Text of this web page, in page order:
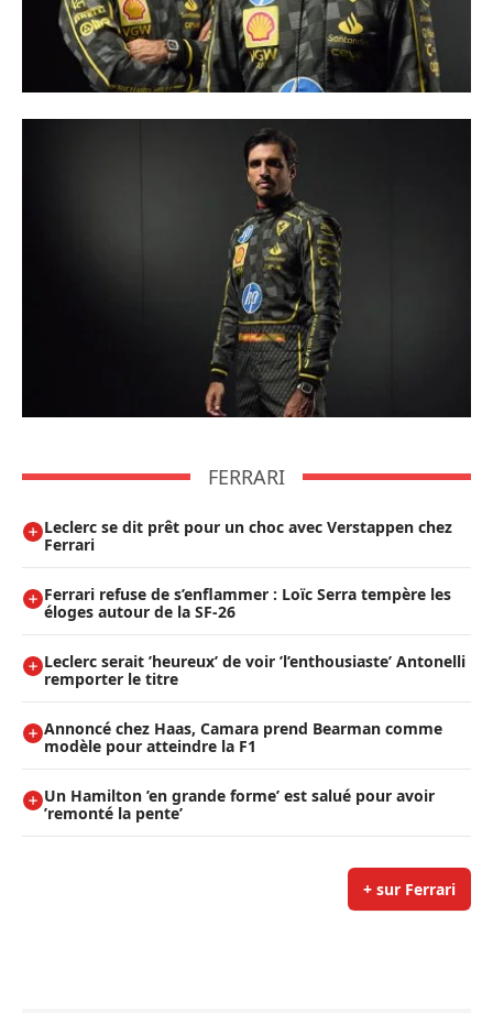
FERRARI
Leclerc se dit prêt pour un choc avec Verstappen chez
Ferrari
Ferrari refuse de s’enflammer : Loïc Serra tempère les
éloges autour de la SF-26
Leclerc serait ’heureux’ de voir ’l’enthousiaste’ Antonelli
remporter le titre
Annoncé chez Haas, Camara prend Bearman comme
modèle pour atteindre la F1
Un Hamilton ’en grande forme’ est salué pour avoir
’remonté la pente’
+ sur Ferrari